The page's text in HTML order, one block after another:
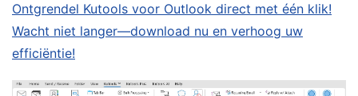
Ontgrendel Kutools voor Outlook direct met één klik!
Wacht niet langer—download nu en verhoog uw
efficiëntie!